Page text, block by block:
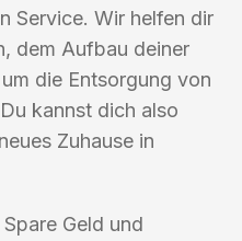
Service. Wir helfen dir
dem Aufbau deiner
die Entsorgung von
kannst dich also
Zuhause in
Geld und